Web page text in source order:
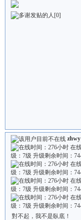
[0]
zhwy
對不起，我不是臥底！